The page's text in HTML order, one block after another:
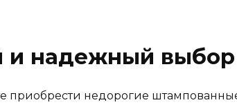
надежный выбор
приобрести недорогие